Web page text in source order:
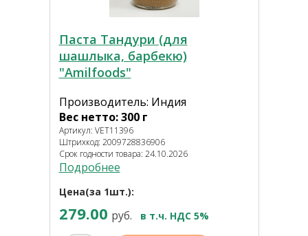
Паста Тандури (для
шашлыка, барбекю)
"Amilfoods"
Производитель: Индия
Вес нетто: 300 г
Артикул: VET11396
Штрихкод: 2009728836906
Срок годности товара: 24.10.2026
Подробнее
Цена(за 1шт.):
279.00 руб. в т.ч. НДС 5%